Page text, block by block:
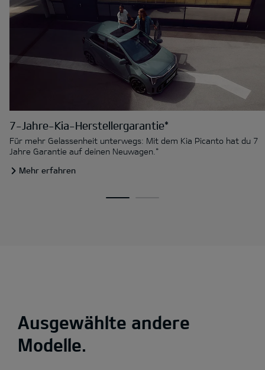
7-Jahre-Kia-Herstellergarantie*
Für mehr Gelassenheit unterwegs: Mit dem Kia Picanto hat du 7
Jahre Garantie auf deinen Neuwagen.*
Mehr erfahren
Ausgewählte andere
Modelle.